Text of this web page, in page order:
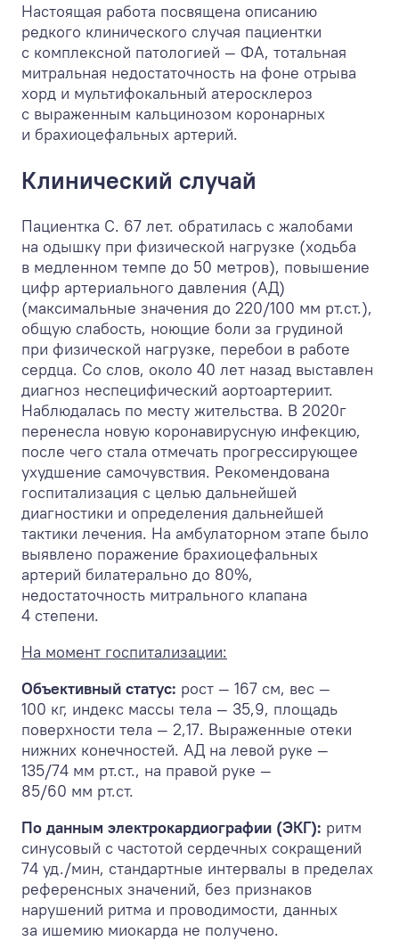
Настоящая работа посвящена описанию
редкого клинического случая пациентки
с комплексной патологией — ФА, тотальная
митральная недостаточность на фоне отрыва
хорд и мультифокальный атеросклероз
с выраженным кальцинозом коронарных
и брахиоцефальных артерий.
Клинический случай
Пациентка С. 67 лет. обратилась с жалобами
на одышку при физической нагрузке (ходьба
в медленном темпе до 50 метров), повышение
цифр артериального давления (АД)
(максимальные значения до 220/100 мм рт.ст.),
общую слабость, ноющие боли за грудиной
при физической нагрузке, перебои в работе
сердца. Со слов, около 40 лет назад выставлен
диагноз неспецифический аортоартериит.
Наблюдалась по месту жительства. В 2020г
перенесла новую коронавирусную инфекцию,
после чего стала отмечать прогрессирующее
ухудшение самочувствия. Рекомендована
госпитализация с целью дальнейшей
диагностики и определения дальнейшей
тактики лечения. На амбулаторном этапе было
выявлено поражение брахиоцефальных
артерий билатерально до 80%,
недостаточность митрального клапана
4 степени.
На момент госпитализации:
Объективный статус: рост — 167 см, вес —
100 кг, индекс массы тела — 35,9, площадь
поверхности тела — 2,17. Выраженные отеки
нижних конечностей. АД на левой руке —
135/74 мм рт.ст., на правой руке —
85/60 мм рт.ст.
По данным электрокардиографии (ЭКГ): ритм
синусовый с частотой сердечных сокращений
74 уд./мин, стандартные интервалы в пределах
референсных значений, без признаков
нарушений ритма и проводимости, данных
за ишемию миокарда не получено.